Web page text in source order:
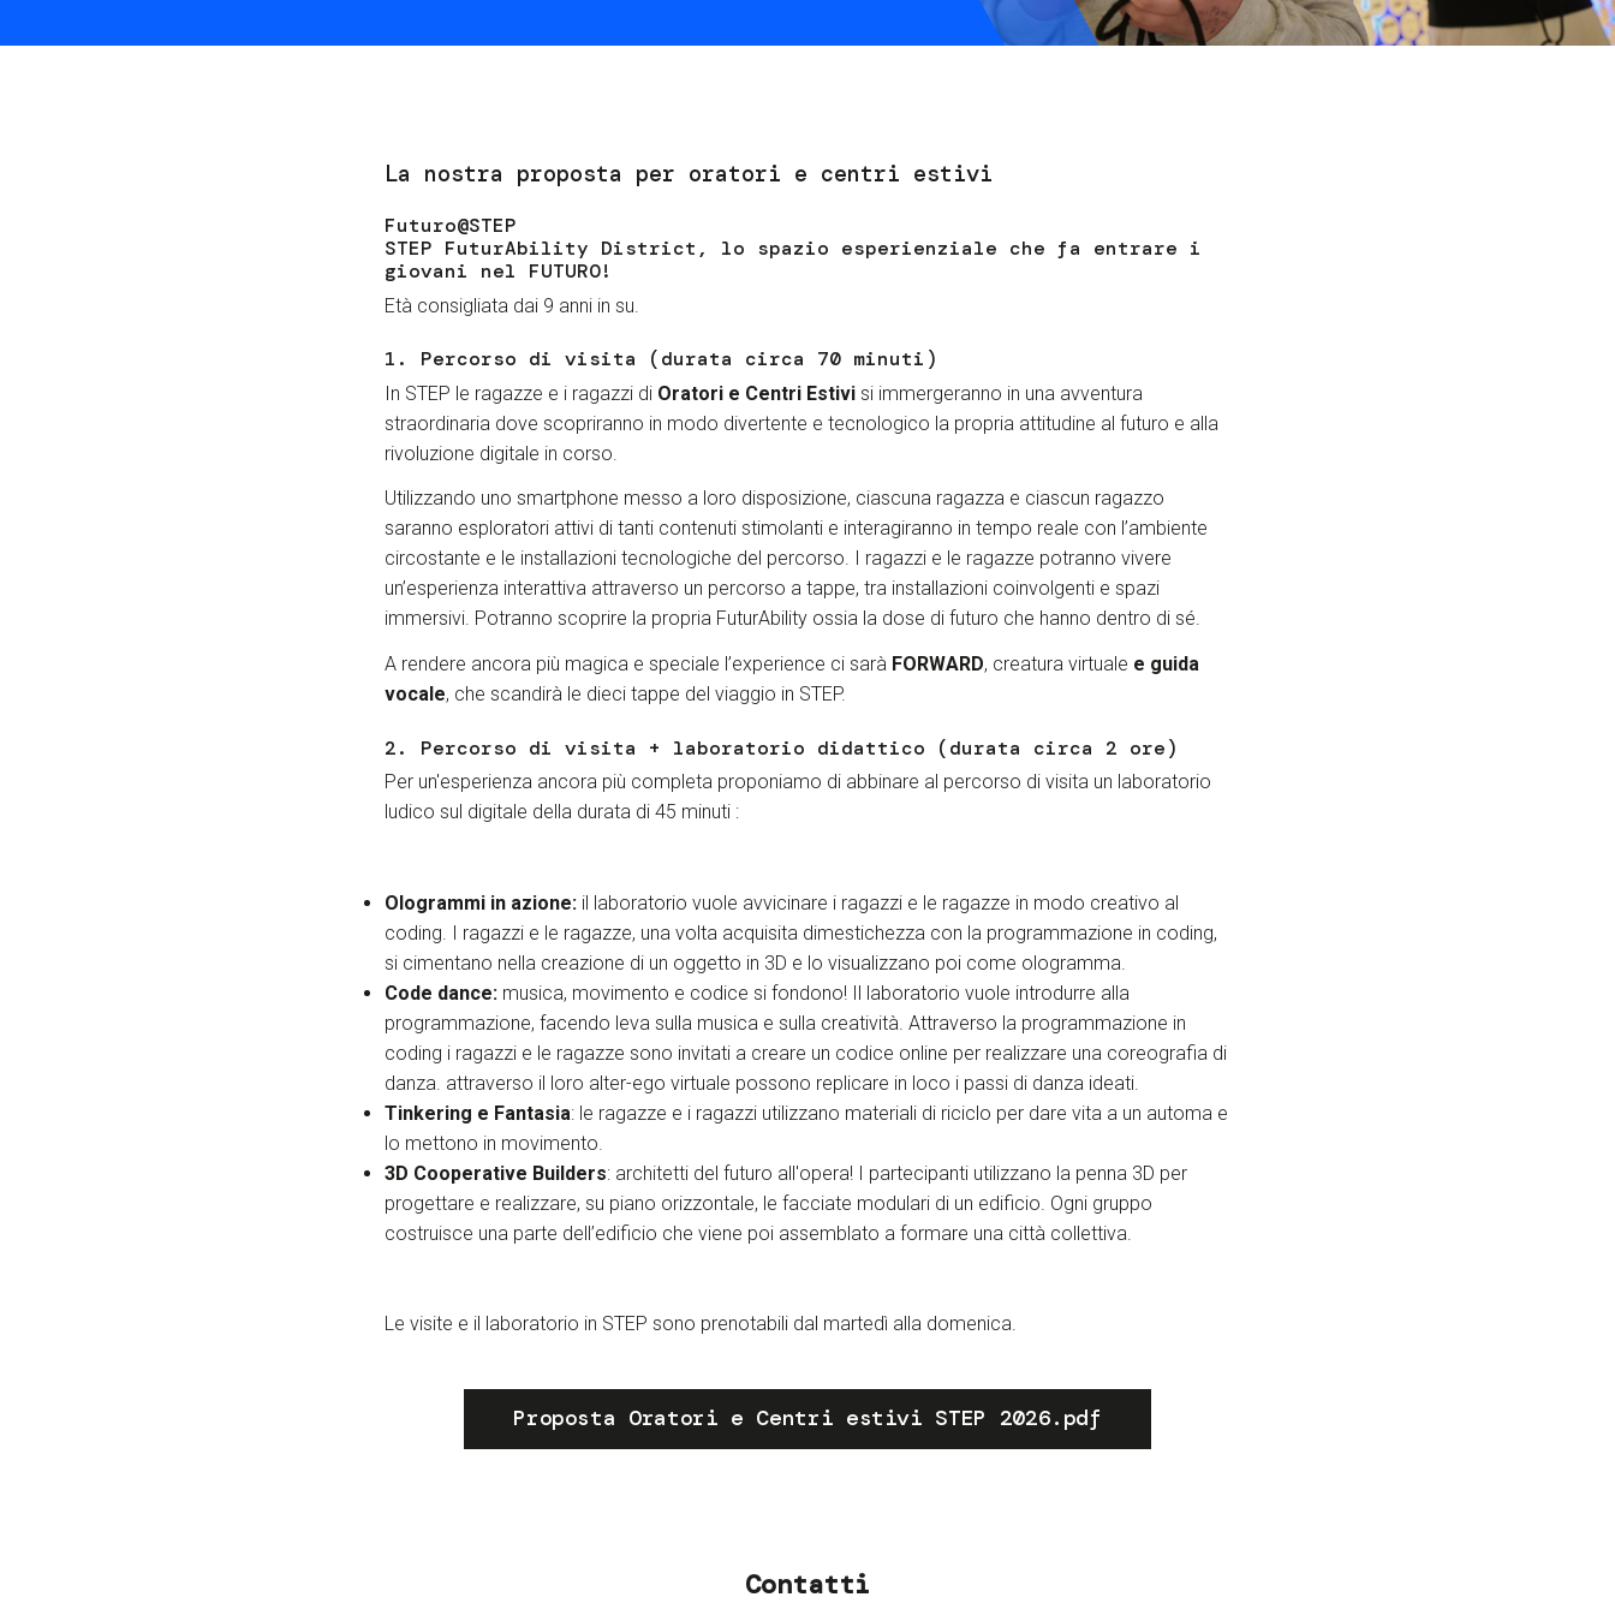
Services and accessibility
Contact us
Tickets
La nostra proposta per oratori e centri estivi
Futuro@STEP
STEP FuturAbility District, lo spazio esperienziale che fa entrare i
giovani nel FUTURO!
Età consigliata dai 9 anni in su.
1. Percorso di visita (durata circa 70 minuti)
In STEP le ragazze e i ragazzi di Oratori e Centri Estivi si immergeranno in una avventura
straordinaria dove scopriranno in modo divertente e tecnologico la propria attitudine al futuro e alla
rivoluzione digitale in corso.
Utilizzando uno smartphone messo a loro disposizione, ciascuna ragazza e ciascun ragazzo
saranno esploratori attivi di tanti contenuti stimolanti e interagiranno in tempo reale con l’ambiente
circostante e le installazioni tecnologiche del percorso. I ragazzi e le ragazze potranno vivere
un’esperienza interattiva attraverso un percorso a tappe, tra installazioni coinvolgenti e spazi
immersivi. Potranno scoprire la propria FuturAbility ossia la dose di futuro che hanno dentro di sé.
A rendere ancora più magica e speciale l’experience ci sarà FORWARD, creatura virtuale e guida
vocale, che scandirà le dieci tappe del viaggio in STEP.
2. Percorso di visita + laboratorio didattico (durata circa 2 ore)
Per un'esperienza ancora più completa proponiamo di abbinare al percorso di visita un laboratorio
ludico sul digitale della durata di 45 minuti :
Ologrammi in azione: il laboratorio vuole avvicinare i ragazzi e le ragazze in modo creativo al
coding. I ragazzi e le ragazze, una volta acquisita dimestichezza con la programmazione in coding,
si cimentano nella creazione di un oggetto in 3D e lo visualizzano poi come ologramma.
Code dance: musica, movimento e codice si fondono! Il laboratorio vuole introdurre alla
programmazione, facendo leva sulla musica e sulla creatività. Attraverso la programmazione in
coding i ragazzi e le ragazze sono invitati a creare un codice online per realizzare una coreografia di
danza. attraverso il loro alter-ego virtuale possono replicare in loco i passi di danza ideati.
Tinkering e Fantasia: le ragazze e i ragazzi utilizzano materiali di riciclo per dare vita a un automa e
lo mettono in movimento.
3D Cooperative Builders: architetti del futuro all'opera! I partecipanti utilizzano la penna 3D per
progettare e realizzare, su piano orizzontale, le facciate modulari di un edificio. Ogni gruppo
costruisce una parte dell’edificio che viene poi assemblato a formare una città collettiva.
Le visite e il laboratorio in STEP sono prenotabili dal martedì alla domenica.
Proposta Oratori e Centri estivi STEP 2026.pdf
Contatti